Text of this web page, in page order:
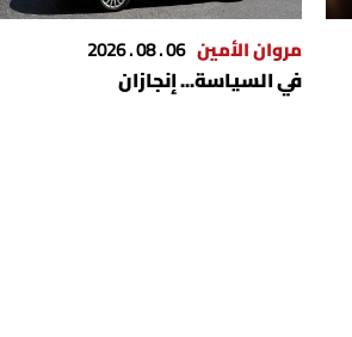
مروان الأمين 06 . 08 . 2026
في السياسة... إنجازان